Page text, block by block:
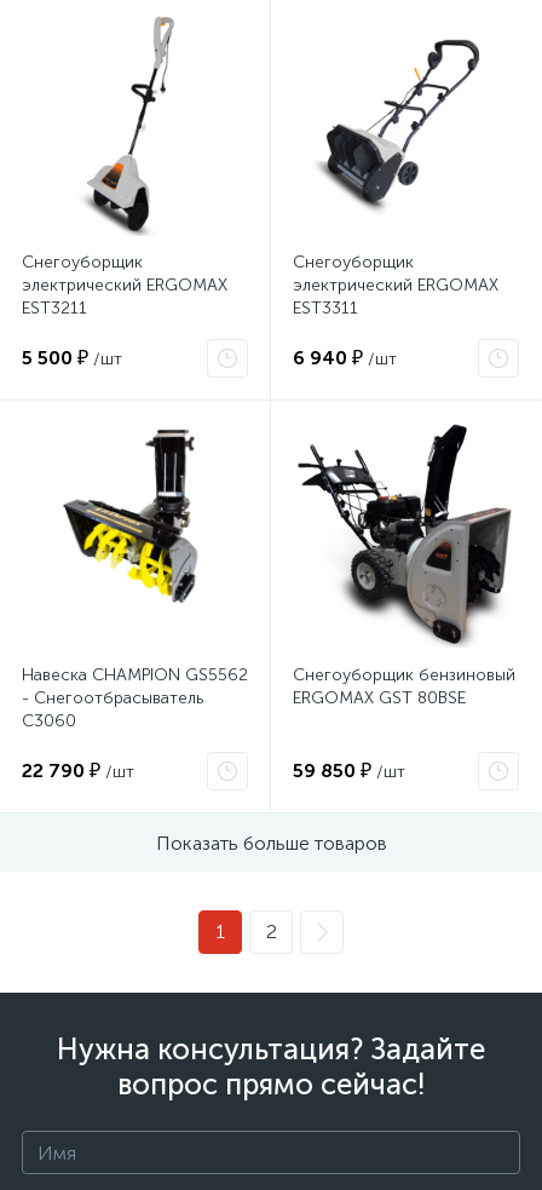
Снегоуборщик
электрический ERGOMAX
EST3211
5 500 ₽ /шт
Снегоуборщик
электрический ERGOMAX
EST3311
6 940 ₽ /шт
Навеска CHAMPION GS5562
- Снегоотбрасыватель
C3060
22 790 ₽ /шт
Снегоуборщик бензиновый
ERGOMAX GST 80BSE
59 850 ₽ /шт
Показать больше товаров
1 2
Нужна консультация? Задайте
вопрос прямо сейчас!